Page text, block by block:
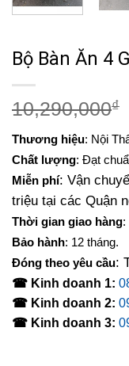
Bộ Bàn Ăn 4
10,290,000₫
Thương hiệu: Nội
Chất lượng: Đạt
Miễn phí: Vận
triệu tại các Quận
Thời gian giao hàng:
Bảo hành: 12 tháng.
Đóng theo yêu cầu:
☎ Kinh doanh 1:
☎ Kinh doanh 2:
☎ Kinh doanh 3: